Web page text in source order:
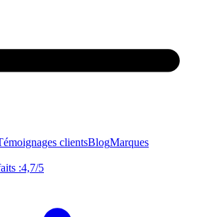
clientsBlogMarques
:4,7/5